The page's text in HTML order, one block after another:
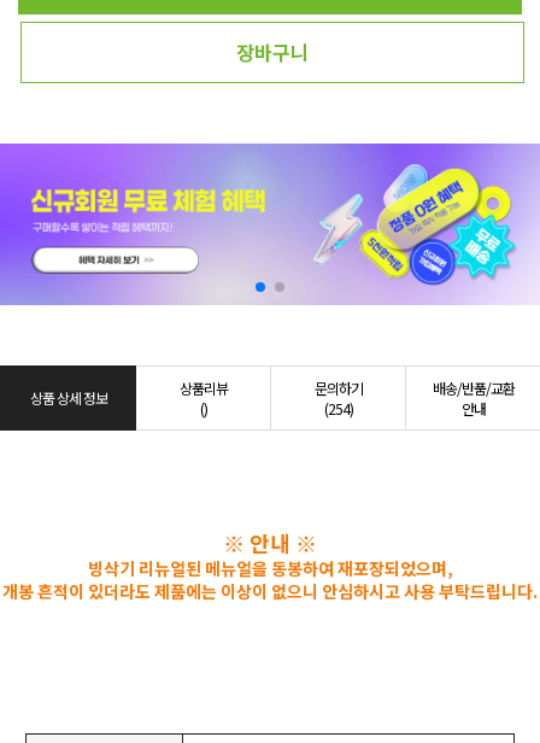
장바구니
상품 상세 정보
상품리뷰
()
문의하기
(254)
배송/반품/교환
안내
※ 안내 ※
빙삭기 리뉴얼된 메뉴얼을 동봉하여 재포장되었으며,
개봉 흔적이 있더라도 제품에는 이상이 없으니 안심하시고 사용 부탁드립니다.